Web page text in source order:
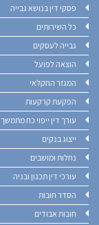
פסקי דין בנושא גבייה
כל השירותים
גבייה לעסקים
הוצאה לפועל
המגזר החקלאי
הפקעת קרקעות
עורך דין ייפוי כח מתמשך
ייצוג בנקים
נחלות ומושבים
עורכי דין תכנון ובניה
הסדר חובות
חובות אבודים